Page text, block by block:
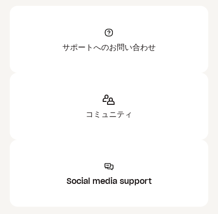
サポートへのお問い合わせ
コミュニティ
Social media support